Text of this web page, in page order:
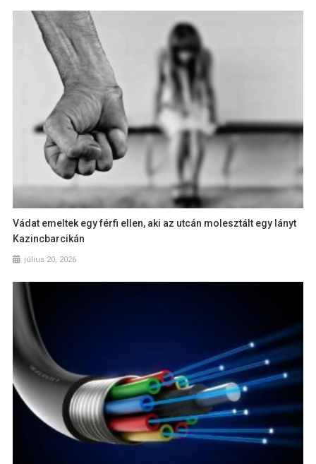
Vádat emeltek egy férfi ellen, aki az utcán molesztált egy lányt
Kazincbarcikán
július 20, 2026